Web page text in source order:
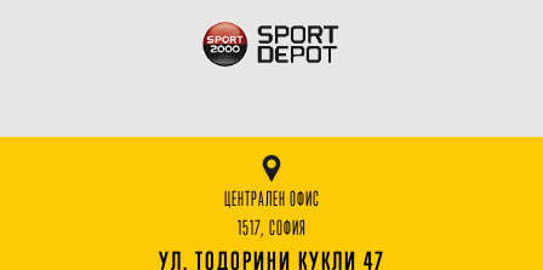
ЦЕНТРАЛЕН ОФИС
1517, СОФИЯ
УЛ. ТОДОРИНИ КУКЛИ 47